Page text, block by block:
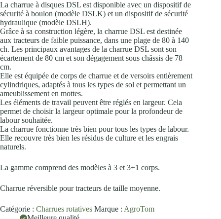
La charrue à disques DSL est disponible avec un dispositif de
sécurité à boulon (modèle DSLK) et un dispositif de sécurité
hydraulique (modèle DSLH).
Grâce à sa construction légère, la charrue DSL est destinée
aux tracteurs de faible puissance, dans une plage de 80 à 140
ch. Les principaux avantages de la charrue DSL sont son
écartement de 80 cm et son dégagement sous châssis de 78
cm.
Elle est équipée de corps de charrue et de versoirs entièrement
cylindriques, adaptés à tous les types de sol et permettant un
ameublissement en mottes.
Les éléments de travail peuvent être réglés en largeur. Cela
permet de choisir la largeur optimale pour la profondeur de
labour souhaitée.
La charrue fonctionne très bien pour tous les types de labour.
Elle recouvre très bien les résidus de culture et les engrais
naturels.
La gamme comprend des modèles à 3 et 3+1 corps.
Charrue réversible pour tracteurs de taille moyenne.
Catégorie : Charrues rotatives Marque : AgroTom